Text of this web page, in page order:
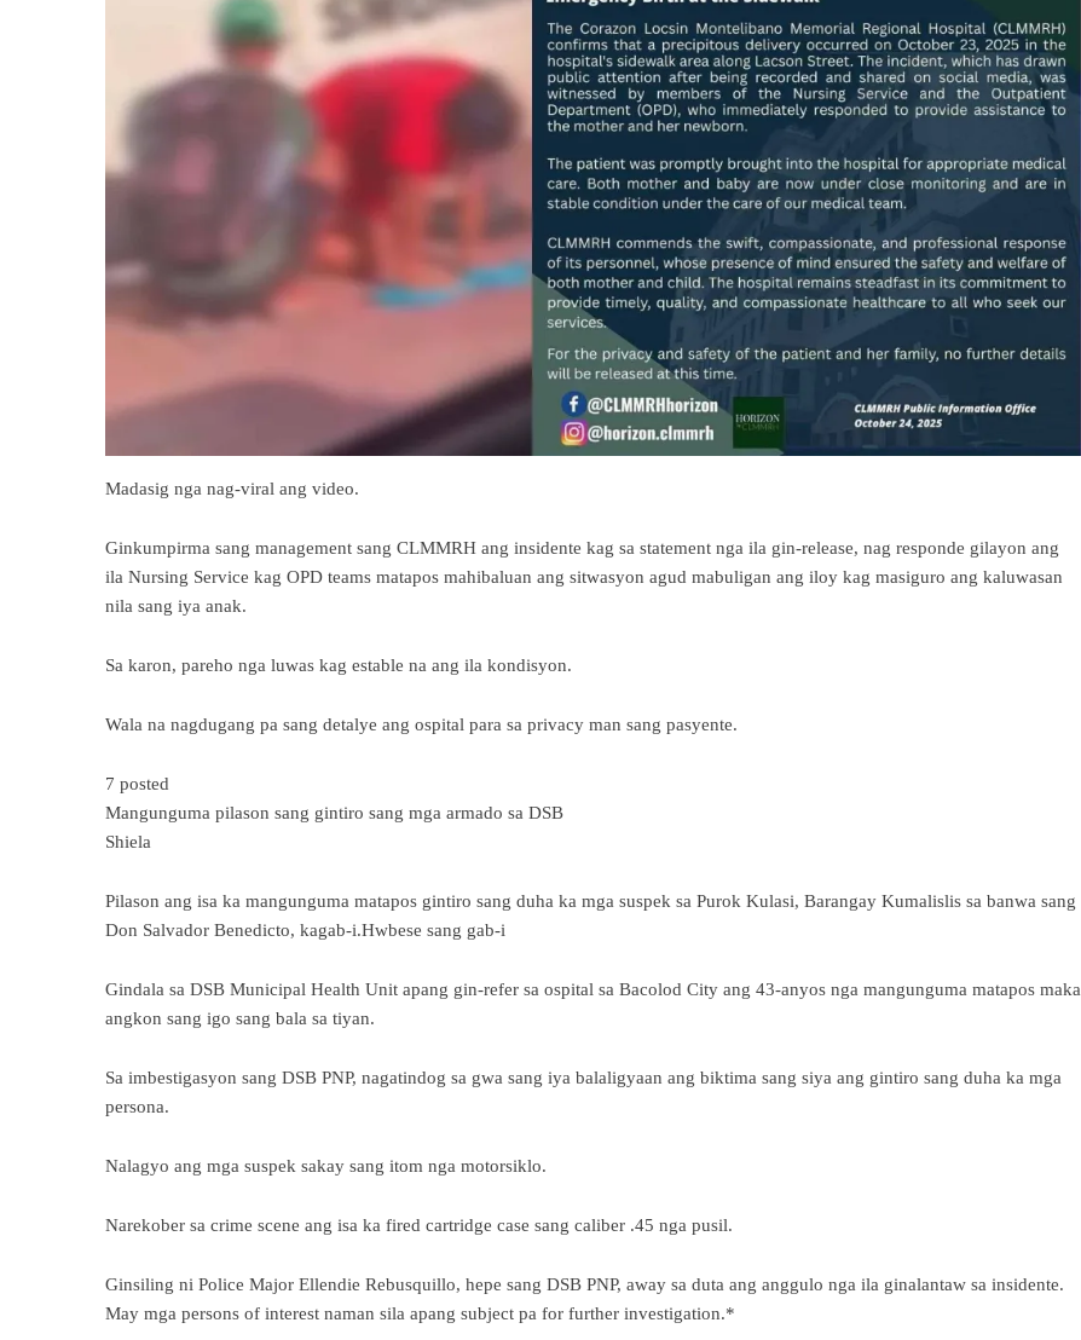
Madasig nga nag-viral ang video.
Ginkumpirma sang management sang CLMMRH ang insidente kag sa statement nga ila gin-release, nag responde gilayon ang
ila Nursing Service kag OPD teams matapos mahibaluan ang sitwasyon agud mabuligan ang iloy kag masiguro ang kaluwasan
nila sang iya anak.
Sa karon, pareho nga luwas kag estable na ang ila kondisyon.
Wala na nagdugang pa sang detalye ang ospital para sa privacy man sang pasyente.
7 posted
Mangunguma pilason sang gintiro sang mga armado sa DSB
Shiela
Pilason ang isa ka mangunguma matapos gintiro sang duha ka mga suspek sa Purok Kulasi, Barangay Kumalislis sa banwa sang
Don Salvador Benedicto, kagab-i.Hwbese sang gab-i
Gindala sa DSB Municipal Health Unit apang gin-refer sa ospital sa Bacolod City ang 43-anyos nga mangunguma matapos maka
angkon sang igo sang bala sa tiyan.
Sa imbestigasyon sang DSB PNP, nagatindog sa gwa sang iya balaligyaan ang biktima sang siya ang gintiro sang duha ka mga
persona.
Nalagyo ang mga suspek sakay sang itom nga motorsiklo.
Narekober sa crime scene ang isa ka fired cartridge case sang caliber .45 nga pusil.
Ginsiling ni Police Major Ellendie Rebusquillo, hepe sang DSB PNP, away sa duta ang anggulo nga ila ginalantaw sa insidente.
May mga persons of interest naman sila apang subject pa for further investigation.*